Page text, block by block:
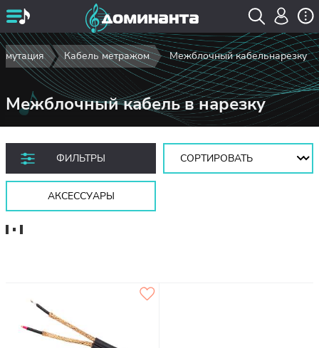
Кабель метражом Межблочный кабельнарезку
Межблочный кабель в нарезку
ФИЛЬТРЫ
Сортировать:
АКСЕССУАРЫ